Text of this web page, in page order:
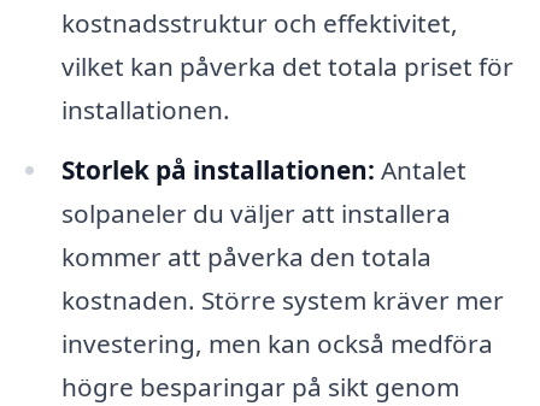
kostnadsstruktur och effektivitet,
vilket kan påverka det totala priset för
installationen.
Storlek på installationen: Antalet
solpaneler du väljer att installera
kommer att påverka den totala
kostnaden. Större system kräver mer
investering, men kan också medföra
högre besparingar på sikt genom